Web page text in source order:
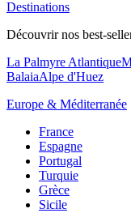
Destinations
Découvrir nos best-
La Palmyre Atlantique
BalaiaAlpe d'Huez
Europe & Méditerranée
France
Espagne
Portugal
Turquie
Grèce
Sicile